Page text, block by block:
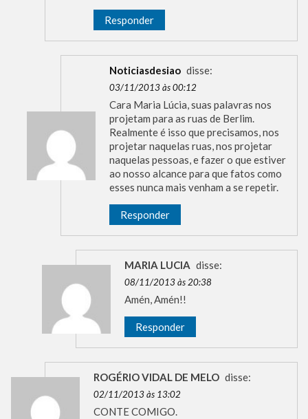
Responder
Noticiasdesiao disse:
03/11/2013 às 00:12
Cara Maria Lúcia, suas palavras nos
projetam para as ruas de Berlim.
Realmente é isso que precisamos, nos
projetar naquelas ruas, nos projetar
naquelas pessoas, e fazer o que estiver
ao nosso alcance para que fatos como
esses nunca mais venham a se repetir.
Responder
MARIA LUCIA disse:
08/11/2013 às 20:38
Amén, Amén!!
Responder
ROGÉRIO VIDAL DE MELO disse:
02/11/2013 às 13:02
CONTE COMIGO.